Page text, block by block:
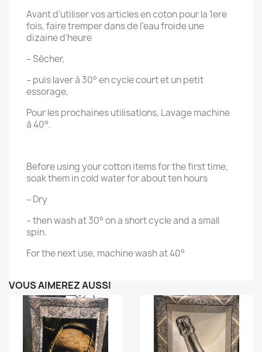
Avant d’utiliser vos articles en coton pour la 1ere
fois, faire tremper dans de l’eau froide une
dizaine d’heure
– Sécher,
– puis laver à 30° en cycle court et un petit
essorage,
Pour les prochaines utilisations, Lavage machine
à 40°.
Before using your cotton items for the first time,
soak them in cold water for about ten hours
– Dry
– then wash at 30° on a short cycle and a small
spin.
For the next use, machine wash at 40°
VOUS AIMEREZ AUSSI